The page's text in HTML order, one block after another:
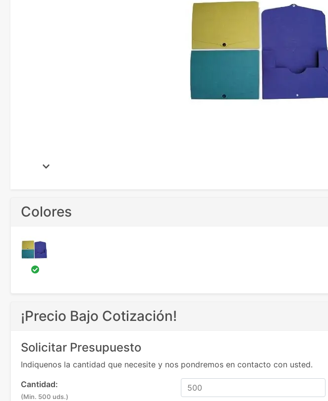
Colores
¡Precio Bajo Cotización!
Solicitar Presupuesto
Indiquenos la cantidad que necesite y nos pondremos en contacto con usted.
Cantidad:
(Min. 500 uds.)